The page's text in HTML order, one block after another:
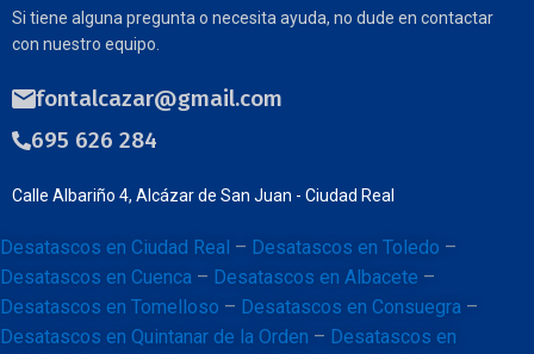
Si tiene alguna pregunta o necesita ayuda, no dude en contactar
con nuestro equipo.
fontalcazar@gmail.com
695 626 284
Calle Albariño 4, Alcázar de San Juan - Ciudad Real
Desatascos en Ciudad Real – Desatascos en Toledo –
Desatascos en Cuenca – Desatascos en Albacete –
Desatascos en Tomelloso – Desatascos en Consuegra –
Desatascos en Quintanar de la Orden – Desatascos en